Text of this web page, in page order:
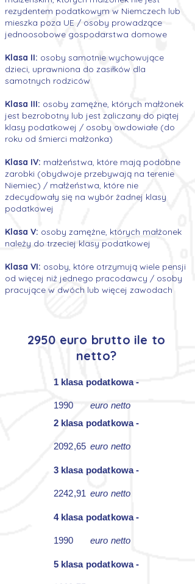
rezydentem podatkowym w Niemczech lub
mieszka poza UE / osoby prowadzące
jednoosobowe gospodarstwa domowe
Klasa II: osoby samotnie wychowujące
dzieci, uprawniona do zasiłków dla
samotnych rodziców
Klasa III: osoby zamężne, których małżonek
jest bezrobotny lub jest zaliczany do piątej
klasy podatkowej / osoby owdowiałe (do
roku od śmierci małżonka)
Klasa IV: małżeństwa, które mają podobne
zarobki (obydwoje przebywają na terenie
Niemiec) / małżeństwa, które nie
zdecydowały się na wybór żadnej klasy
podatkowej
Klasa V: osoby zamężne, których małżonek
należy do trzeciej klasy podatkowej
Klasa VI: osoby, które otrzymują wiele pensji
od więcej niż jednego pracodawcy / osoby
pracujące w dwóch lub więcej zawodach
2950 euro brutto ile to
netto?
1 klasa podatkowa -
1990
euro netto
2 klasa podatkowa -
2092,65 euro netto
3 klasa podatkowa -
2242,91 euro netto
4 klasa podatkowa -
1990 euro netto
5 klasa podatkowa -